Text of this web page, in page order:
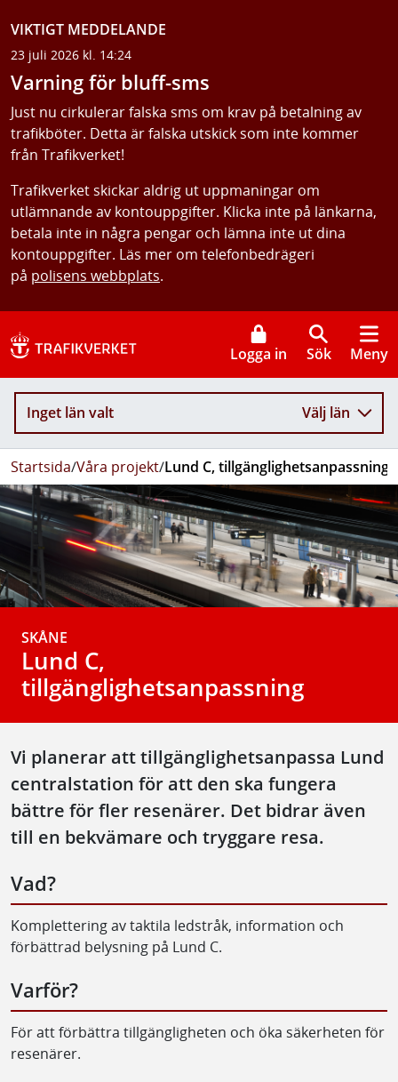
VIKTIGT MEDDELANDE
23 juli 2026 kl. 14:24
Varning för bluff-sms
Just nu cirkulerar falska sms om krav på betalning av
trafikböter. Detta är falska utskick som inte kommer
från Trafikverket!
Trafikverket skickar aldrig ut uppmaningar om
utlämnande av kontouppgifter. Klicka inte på länkarna,
betala inte in några pengar och lämna inte ut dina
kontouppgifter. Läs mer om telefonbedrägeri
på polisens webbplats.
Logga in Sök Meny
Inget län valt Välj län
Startsida/Våra projekt/Lund C, tillgänglighetsanpassning
SKÅNE
Lund C,
tillgänglighetsanpassning
Vi planerar att tillgänglighetsanpassa Lund
centralstation för att den ska fungera
bättre för fler resenärer. Det bidrar även
till en bekvämare och tryggare resa.
Vad?
Komplettering av taktila ledstråk, information och
förbättrad belysning på Lund C.
Varför?
För att förbättra tillgängligheten och öka säkerheten för
resenärer.